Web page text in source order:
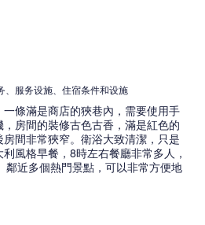
、服务设施、住宿条件和设施
條滿是商店的狹巷內，需要使用手
房間的裝修古色古香，滿是紅色的
間非常狹窄。衛浴大致清潔，只是
風格早餐，8時左右餐廳非常多人，
鄰近多個熱門景點，可以非常方便地
。從房間能聽到遠處的鐘聲，非常